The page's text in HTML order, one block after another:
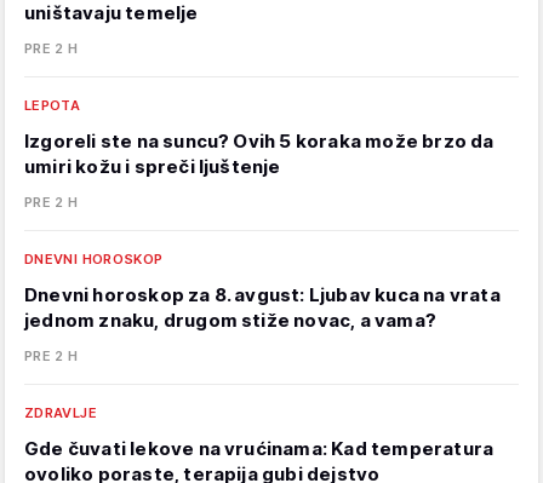
uništavaju temelje
PRE 2 H
LEPOTA
Izgoreli ste na suncu? Ovih 5 koraka može brzo da
umiri kožu i spreči ljuštenje
PRE 2 H
DNEVNI HOROSKOP
Dnevni horoskop za 8. avgust: Ljubav kuca na vrata
jednom znaku, drugom stiže novac, a vama?
PRE 2 H
ZDRAVLJE
Gde čuvati lekove na vrućinama: Kad temperatura
ovoliko poraste, terapija gubi dejstvo